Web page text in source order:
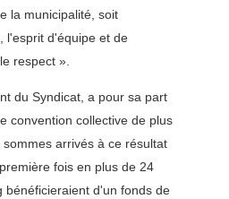
la municipalité, soit
l'esprit d'équipe et de
respect ».
du Syndicat, a pour sa part
convention collective de plus
arrivés à ce résultat
fois en plus de 24
bénéficieraient d'un fonds de